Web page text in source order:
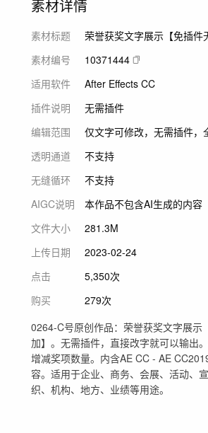
素材详情
素材标题
荣誉获奖文字展示【免插件
素材编号
10371444
适用软件
After Effects CC
插件说明
无需插件
编辑范围
仅文字可修改，无需插件，
透明通道
不支持
无缝循环
不支持
AIGC说明
本作品不包含AI生成的内容
文件大小
281.3M
上传日期
2023-02-24
点击
5,350次
购买
279次
0264-C号原创作品：荣誉获奖文字展示
加】。无需插件，直接改字就可以输出
增减奖项数量。内含AE CC - AE
容。适用于企业、商务、会展、活动、
织、机构、地方、业绩等用途。